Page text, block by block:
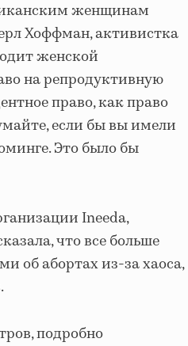
женщинам
Хоффман, активистка
женской
на репродуктивную
право, как право
если бы вы имели
Это было бы
Ineeda,
что все больше
об абортах из-за хаоса,
подробно